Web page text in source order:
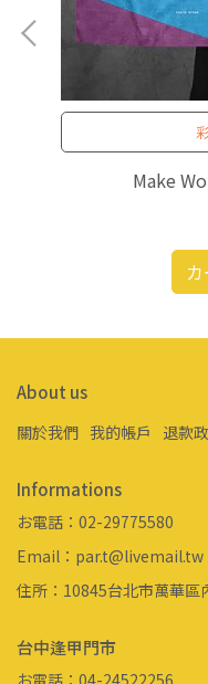
Make
About us
關於我們 我的帳戶 退款
Informations
お電話：02-29775580
Email：par.t@livemail.tw
住所：10845台北市萬華區
台中逢甲門市
お電話：04-24522256